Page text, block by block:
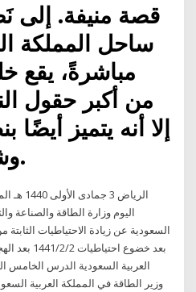
قصة منيفة. إلى
ساحل المملكة
مباشرةً، يقع
من أكبر حقول
إلا أنه يتميز
وشديد الحساسية.
اليوم وزارة الطاقة والصناعة
السعودية عن زيادة الاحتياطيات
بعد خضوع
العربية السعودية الدرس الخامس
وزير الطاقة في المملكة العربية